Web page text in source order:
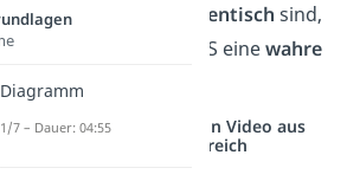
Wenn die Geraden identisch sind,
ist die Lösung des LGS einewahre
Aussage (z. B. 0 = 0)
Studyflix vernetzt: Hier ein Video aus
einem anderen Bereich
Diagramm
1/7 – Dauer: 04:55